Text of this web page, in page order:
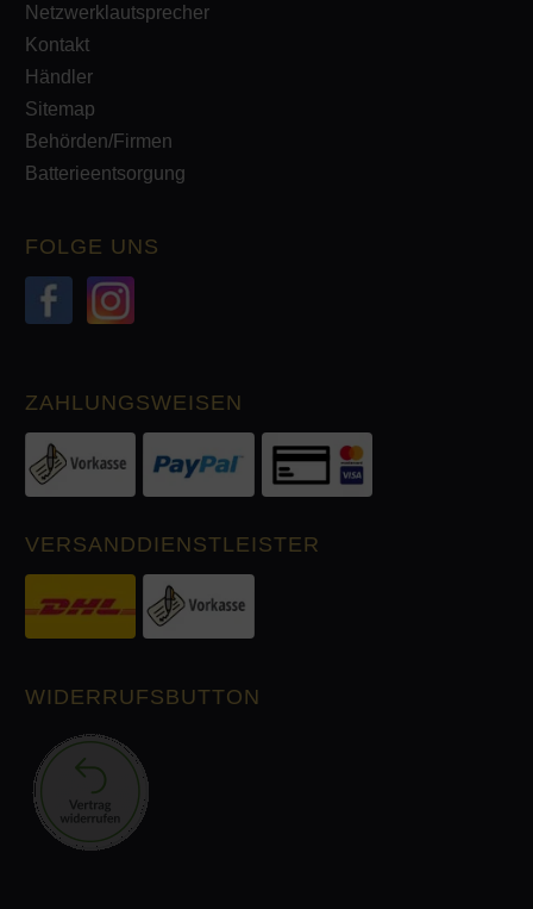
Netzwerklautsprecher
Kontakt
Händler
Sitemap
Behörden/Firmen
Batterieentsorgung
FOLGE UNS
ZAHLUNGSWEISEN
VERSANDDIENSTLEISTER
WIDERRUFSBUTTON